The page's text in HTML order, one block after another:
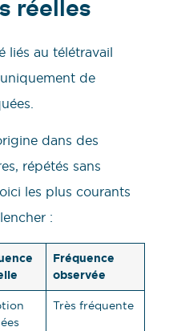
réelles
liés au télétravail
de
dans des
répétés sans
les plus courants
:
Fréquence
observée
Très fréquente